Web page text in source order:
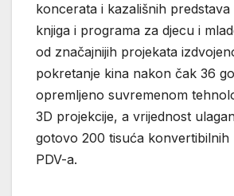
koncerata i kazališnih
knjiga i programa za djecu i
od značajnijih projekata
pokretanje kina nakon čak 36
opremljeno suvremenom
3D projekcije, a vrijednost
gotovo 200 tisuća konvertibilnih
PDV-a.